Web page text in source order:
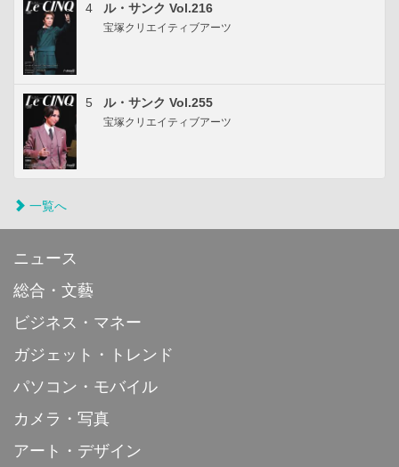
4 ル・サンク Vol.216
宝塚クリエイティブアーツ
5 ル・サンク Vol.255
宝塚クリエイティブアーツ
一覧へ
ニュース
総合・文藝
ビジネス・マネー
ガジェット・トレンド
パソコン・モバイル
カメラ・写真
アート・デザイン